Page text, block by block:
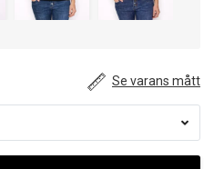
Se varans mått